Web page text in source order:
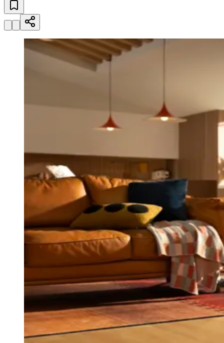
Bairros de Americana
CentroJardim Girassol
NamoradosJardim São PauloParque UniversitárioAntônio
ZanagaMathiensen CariobinhaZanagaFraron
Quilombo
Portal Educacional
Agenda de Vestibulares
Vagas de Emprego
Concursos
Panorama Econômico
Panorama Econômico
Para Sua Empresa
Anuncie no Portal
Anunciar VagasNovo
Publicidade Legal
NBA
Fórmula 1
UFC
MLB